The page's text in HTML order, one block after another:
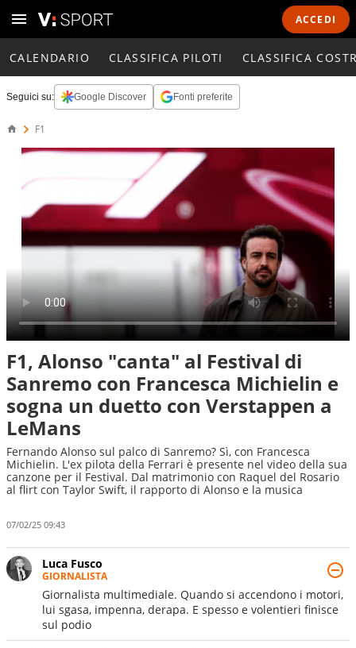
ACCEDI
CALENDARIO CLASSIFICA PILOTI CLASSIFICA
Seguici su: Google Discover Fonti preferite
F1
F1, Alonso "canta" al Festival di
Sanremo con Francesca Michielin e
sogna un duetto con Verstappen a
LeMans
Fernando Alonso sul palco di Sanremo? Sì, con Francesca
Michielin. L'ex pilota della Ferrari è presente nel video della sua
canzone per il Festival. Dal matrimonio con Raquel del Rosario
al flirt con Taylor Swift, il rapporto di Alonso e la musica
07/02/25 09:43
Luca Fusco
GIORNALISTA
Giornalista multimediale. Quando si accendono i motori,
lui sgasa, impenna, derapa. E spesso e volentieri finisce
sul podio